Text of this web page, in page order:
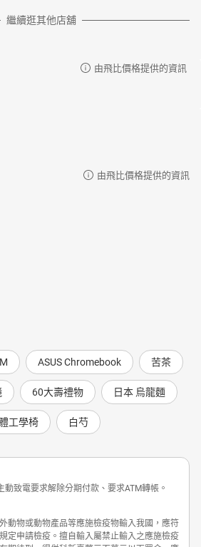
繼續逛其他店舖
由飛比價格提供的資訊
由飛比價格提供的資訊
ASUS Chromebook 苦茶
60大壽禮物 日本 烏龍麵
工學椅 白芍
動致電要求解除分期付款、要求ATM轉帳。
動物或動物產品等應施檢疫物輸入我國，應符
定申請檢疫。擅自輸入屬禁止輸入之應施檢疫